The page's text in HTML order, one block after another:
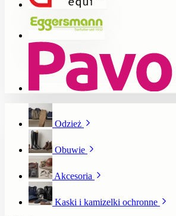
Odzież
Obuwie
Akcesoria
Kaski i kamizelki ochronne